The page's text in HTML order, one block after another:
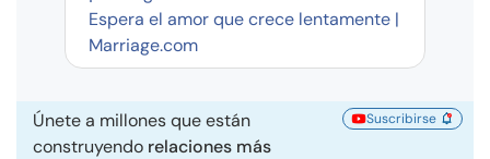
Espera el amor que crece lentamente |
Marriage.com
Únete a millones que están
construyendo relaciones más
Suscribirse